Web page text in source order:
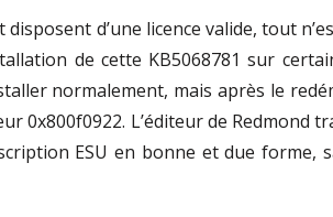
d’une licence valide, tout
de cette KB5068781 sur
normalement, mais après le
0x800f0922. L’éditeur de Redmond
ESU en bonne et due forme,